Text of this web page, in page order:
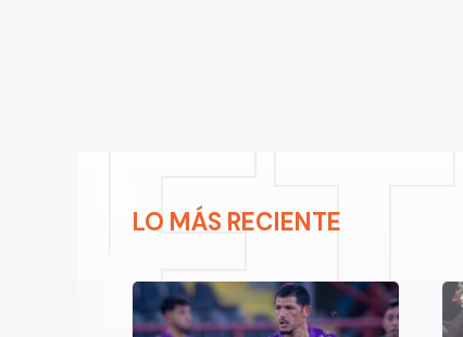
LO MÁS RECIENTE